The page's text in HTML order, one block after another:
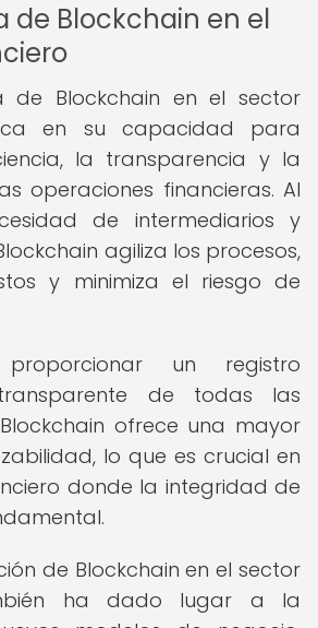
de Blockchain en el
de Blockchain en el sector
en su capacidad para
la transparencia y la
operaciones financieras. Al
de intermediarios y
agiliza los procesos,
y minimiza el riesgo de
un registro
de todas las
ofrece una mayor
lo que es crucial en
donde la integridad de
de Blockchain en el sector
ha dado lugar a la